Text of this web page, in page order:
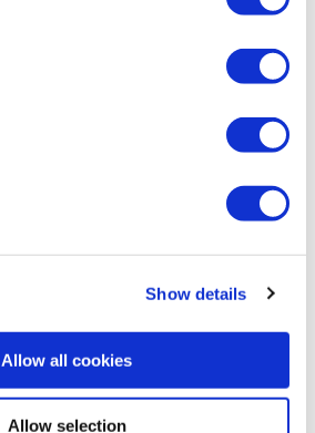
Show details
Allow all cookies
Allow selection